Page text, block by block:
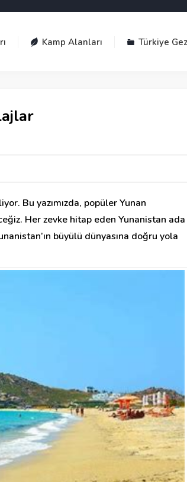
Kamp Alanları Türkiye
Bu yazımızda, popüler Yunan
Her zevke hitap eden Yunanistan ada
büyülü dünyasına doğru yola